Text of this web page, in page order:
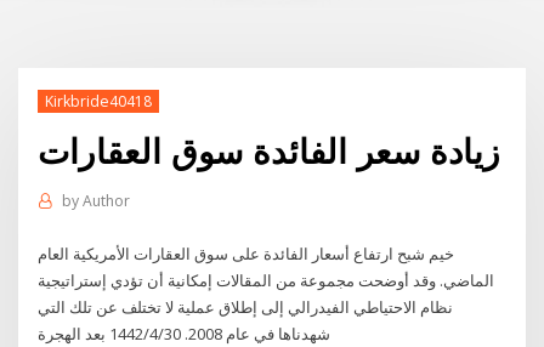
Kirkbride40418
زيادة سعر الفائدة سوق العقارات
byAuthor
خيم شبح ارتفاع أسعار الفائدة على سوق العقارات الأمريكية العام
الماضي. وقد أوضحت مجموعة من المقالات إمكانية أن تؤدي إستراتيجية
نظام الاحتياطي الفيدرالي إلى إطلاق عملية لا تختلف عن تلك التي
شهدناها في عام 2008. 30‏‏/4‏‏/1442 بعد الهجرة